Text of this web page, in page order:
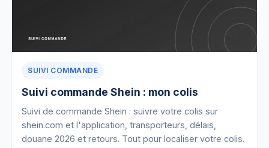
SUIVI COMMANDE
Suivi commande Shein : mon colis
Suivi de commande Shein : suivre votre colis sur
shein.com et l'application, transporteurs, délais,
douane 2026 et retours. Tout pour localiser votre colis.